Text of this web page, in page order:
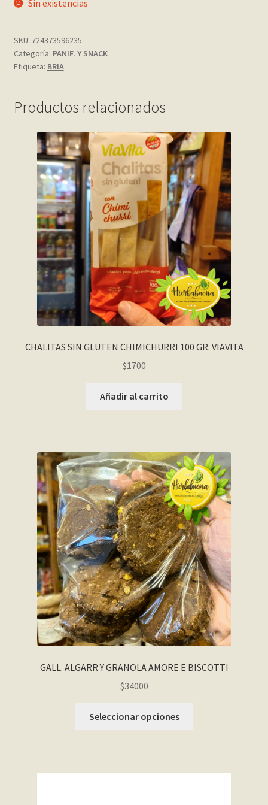
Página de ejemplo
Tienda
Wishlist
Wishlist
Sin existencias
SKU: 724373596235
Categoría: PANIF. Y SNACK
Etiqueta: BRIA
Productos relacionados
CHALITAS SIN GLUTEN CHIMICHURRI 100 GR. VIAVITA
$1700
Añadir al carrito
GALL. ALGARR Y GRANOLA AMORE E BISCOTTI
$34000
Seleccionar opciones